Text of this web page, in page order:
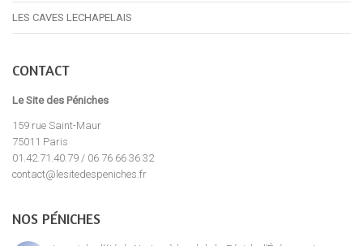
LES CAVES LECHAPELAIS
CONTACT
Le Site des Péniches
159 rue Saint-Maur
75011 Paris
01.42.71.40.79 / 06 76 66 36 32
contact@lesitedespeniches.fr
NOS PÉNICHES